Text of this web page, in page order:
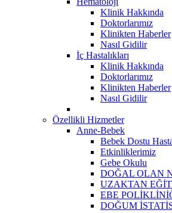
Klinik Hakkında
Doktorlarımız
Klinikten Haberler
Nasıl Gidilir
İç Hastalıkları
Klinik Hakkında
Doktorlarımız
Klinikten Haberler
Nasıl Gidilir
Özellikli Hizmetler
Anne-Bebek
Bebek Dostu
Etkinliklerimiz
Gebe Okulu
DOĞAL OLAN
UZAKTAN
EBE
DOĞUM